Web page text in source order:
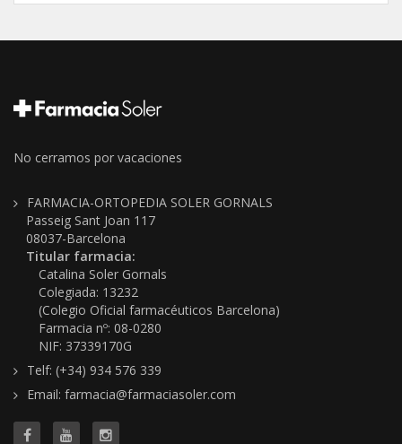
No cerramos por vacaciones
FARMACIA-ORTOPEDIA SOLER GORNALS
Passeig Sant Joan 117
08037-Barcelona
Titular farmacia:
Catalina Soler Gornals
Colegiada: 13232
(Colegio Oficial farmacéuticos Barcelona)
Farmacia nº: 08-0280
NIF: 37339170G
Telf: (+34) 934 576 339
Email: farmacia@farmaciasoler.com